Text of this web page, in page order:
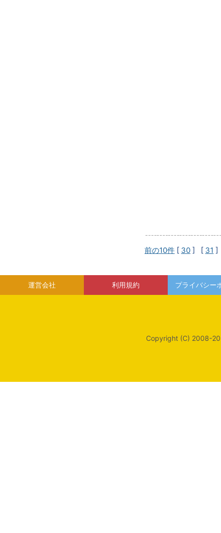
前の10件 [ 30 ] [ 31
運営会社 利用規約 プライバシー
Copyright (C) 2008-